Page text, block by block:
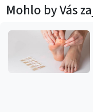
Mohlo by Vás